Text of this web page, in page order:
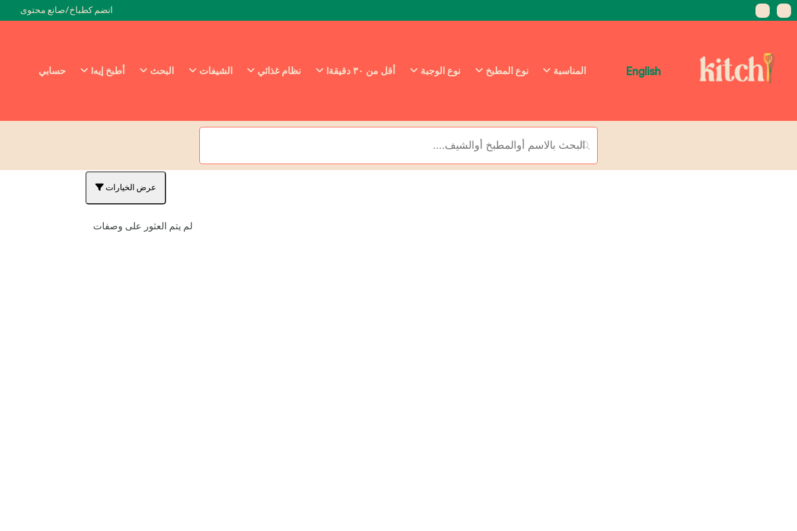
انضم كطباخ/صانع محتوى
English المناسبة نوع المطبخ نوع الوجبة أقل من ٣٠ دقيقة! نظام غذائي الشيفات البحث أطبخ إيه! حسابي
عرض الخيارات
لم يتم العثور على وصفات